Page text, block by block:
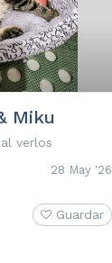
Miku
verlos
28 May '26
Guardar